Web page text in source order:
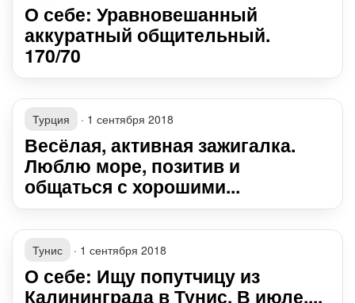
О себе: Уравновешанный
аккуратный общительный.
170/70
Турция · 1 сентября 2018
Весёлая, активная зажигалка.
Люблю море, позитив и
общаться с хорошими...
Тунис · 1 сентября 2018
О себе: Ищу попутчицу из
Калининграда в Тунис. В июле,...